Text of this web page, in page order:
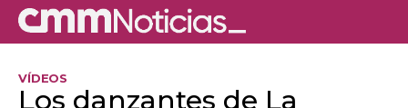
VÍDEOS
Los danzantes de La